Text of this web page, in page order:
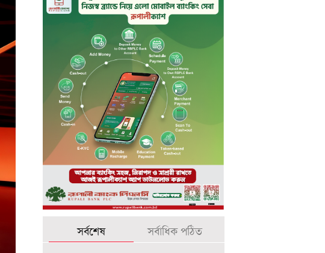
সর্বশেষ সর্বাধিক পঠিত